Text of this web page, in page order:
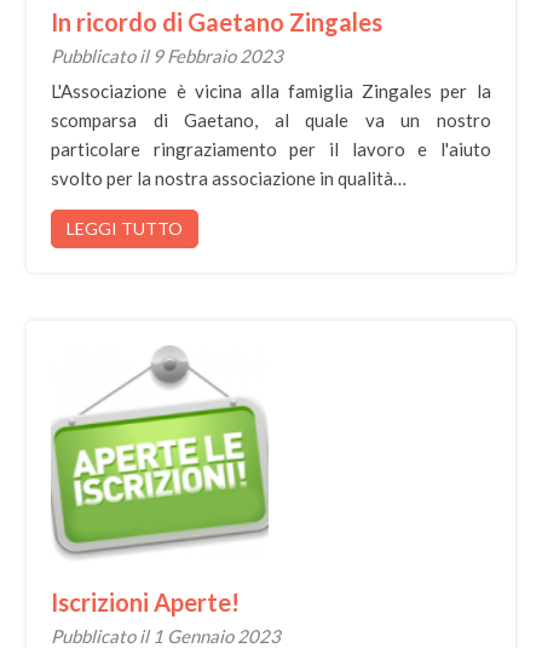
In ricordo di Gaetano Zingales
Pubblicato il 9 Febbraio 2023
L'Associazione è vicina alla famiglia Zingales per la
scomparsa di Gaetano, al quale va un nostro
particolare ringraziamento per il lavoro e l'aiuto
svolto per la nostra associazione in qualità…
LEGGI TUTTO
Iscrizioni Aperte!
Pubblicato il 1 Gennaio 2023